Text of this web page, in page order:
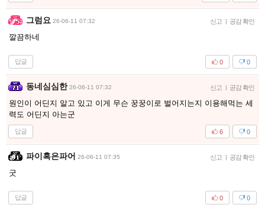
그럼요 26-06-11 07:32 신고 | 공감 확인
깔끔하네
답글 0
0
동네심심한 26-06-11 07:32 신고 | 공감 확인
원인이 어딘지 알고 있고 이게 무슨 꿍꿍이로 벌어지는지 이용해먹는 세
력도 어딘지 아는군
답글 0
6
파이혹은파어 26-06-11 07:35 신고 | 공감 확인
굿
답글 0
0